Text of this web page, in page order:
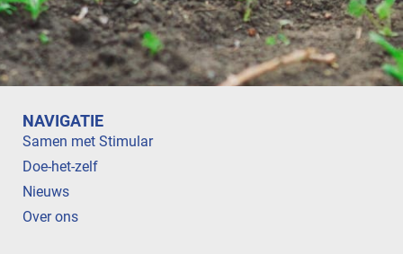
NAVIGATIE
Samen met Stimular
Doe-het-zelf
Nieuws
Over ons